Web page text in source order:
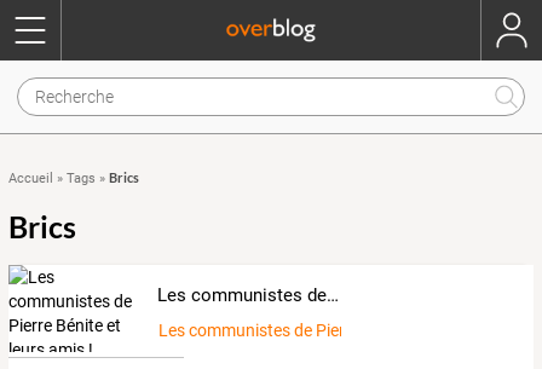
Accueil » Tags » Brics
Brics
Les communistes de Pierre Bénite et leurs amis !
Les communistes de Pierre Bénite